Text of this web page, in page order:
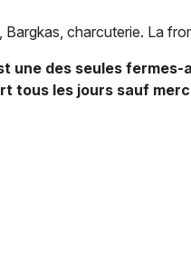
charcuterie. La
une des seules
tous les jours sauf